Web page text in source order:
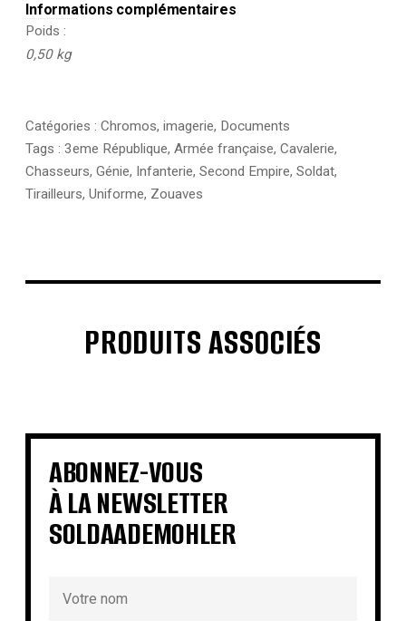
Informations complémentaires
Poids
0,50 kg
Catégories : Chromos, imagerie, Documents
Tags : 3eme République, Armée française, Cavalerie,
Chasseurs, Génie, Infanterie, Second Empire, Soldat,
Tirailleurs, Uniforme, Zouaves
PRODUITS ASSOCIÉS
€
€
€
€ € €
€ €
ABONNEZ-VOUS
À LA NEWSLETTER
SOLDAADEMOHLER